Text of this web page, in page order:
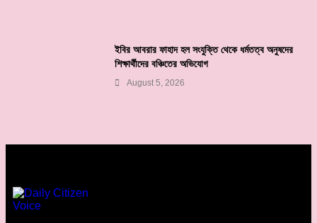
ইবির আবরার ফাহাদ হল সংযুক্তি থেকে ধর্মতত্ব অনুষদের
শিক্ষার্থীদের বঞ্চিতের অভিযোগ
August 5, 2026